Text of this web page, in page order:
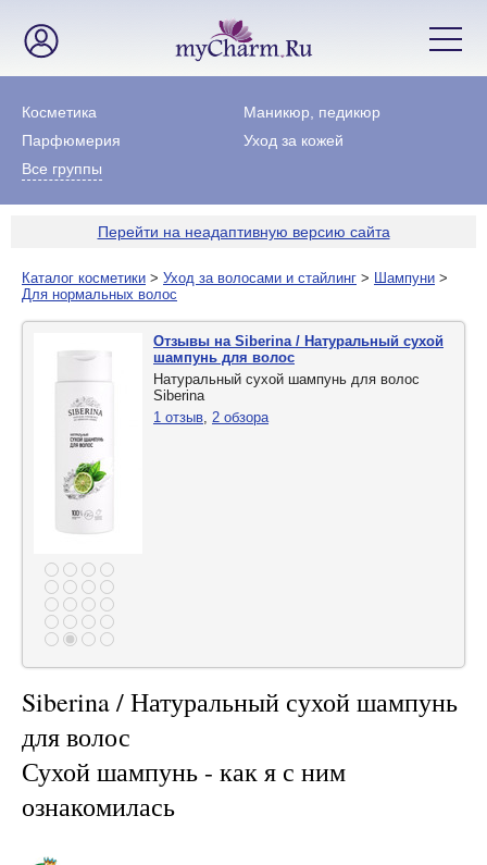
Косметика
Маникюр, педикюр
Парфюмерия
Уход за кожей
Все группы
Перейти на неадаптивную версию сайта
Каталог косметики > Уход за волосами и стайлинг > Шампуни >
Для нормальных волос
Отзывы на Siberina / Натуральный сухой
шампунь для волос
Натуральный сухой шампунь для волос
Siberina
1 отзыв, 2 обзора
Siberina / Натуральный сухой шампунь
для волос
Сухой шампунь - как я с ним
ознакомилась